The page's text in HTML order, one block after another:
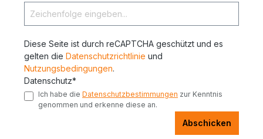
Diese Seite ist durch reCAPTCHA geschützt und es
gelten die Datenschutzrichtlinie und
Nutzungsbedingungen.
Datenschutz*
Ich habe die Datenschutzbestimmungen zur Kenntnis
genommen und erkenne diese an.
Abschicken